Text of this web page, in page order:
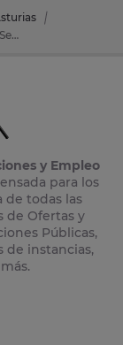
Convocatoria de 1 plaza: Oposiciones de Personal Servicios en Villaviciosa (Asturias)
y Empleo
para los
de todas las
de Ofertas y
Públicas,
de instancias,